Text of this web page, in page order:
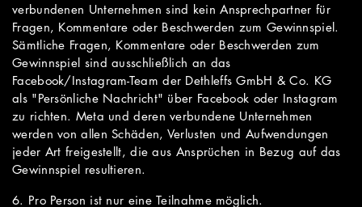
verbundenen Unternehmen sind kein Ansprechpartner für
Fragen, Kommentare oder Beschwerden zum Gewinnspiel.
Sämtliche Fragen, Kommentare oder Beschwerden zum
Gewinnspiel sind ausschließlich an das
Facebook/Instagram-Team der Dethleffs GmbH & Co. KG
als "Persönliche Nachricht" über Facebook oder Instagram
zu richten. Meta und deren verbundene Unternehmen
werden von allen Schäden, Verlusten und Aufwendungen
jeder Art freigestellt, die aus Ansprüchen in Bezug auf das
Gewinnspiel resultieren.
6. Pro Person ist nur eine Teilnahme möglich.